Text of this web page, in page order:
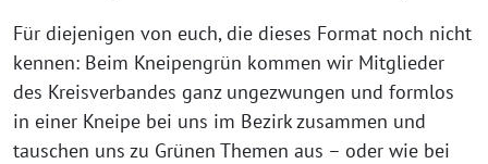
Für diejenigen von euch, die dieses Format noch nicht
kennen: Beim Kneipengrün kommen wir Mitglieder
des Kreisverbandes ganz ungezwungen und formlos
in einer Kneipe bei uns im Bezirk zusammen und
tauschen uns zu Grünen Themen aus – oder wie bei